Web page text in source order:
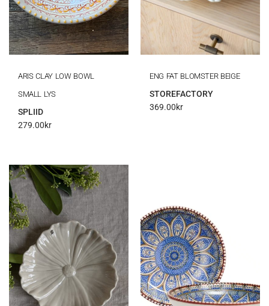
ARIS CLAY LOW BOWL
SMALL LYS
SPLIID
279.00kr
ENG FAT BLOMSTER BEIGE
STOREFACTORY
369.00kr